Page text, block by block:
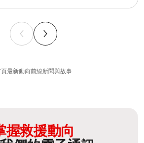
最新動向前線新聞與故事
握救援動向